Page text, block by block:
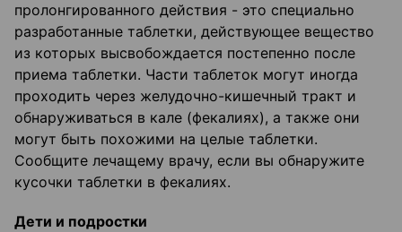
пролонгированного действия - это специально
разработанные таблетки, действующее вещество
из которых высвобождается постепенно после
приема таблетки. Части таблеток могут иногда
проходить через желудочно-кишечный тракт и
обнаруживаться в кале (фекалиях), а также они
могут быть похожими на целые таблетки.
Сообщите лечащему врачу, если вы обнаружите
кусочки таблетки в фекалиях.
Дети и подростки